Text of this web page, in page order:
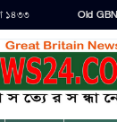
১৪৩৩ Old